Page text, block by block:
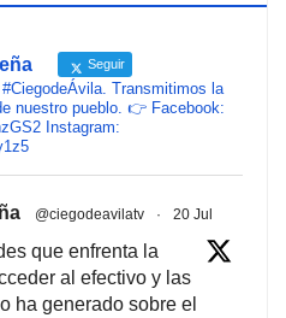
Seguir
Transmitimos la
nuestro pueblo. 👉 Facebook:
Instagram:
@ciegodeavilatv · 20 Jul
que enfrenta la
al efectivo y las
ha generado sobre el